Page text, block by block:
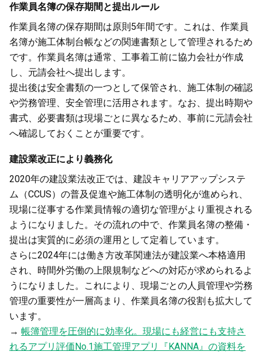
作業員名簿の保存期間と提出ルール
作業員名簿の保存期間は原則5年間です。これは、作業員
名簿が施工体制台帳などの関連書類として管理されるため
です。作業員名簿は通常、工事着工前に協力会社が作成
し、元請会社へ提出します。
提出後は安全書類の一つとして保管され、施工体制の確認
や労務管理、安全管理に活用されます。なお、提出時期や
書式、必要書類は現場ごとに異なるため、事前に元請会社
へ確認しておくことが重要です。
建設業改正により義務化
2020年の建設業法改正では、建設キャリアアップシステ
ム（CCUS）の普及促進や施工体制の透明化が進められ、
現場に従事する作業員情報の適切な管理がより重視される
ようになりました。その流れの中で、作業員名簿の整備・
提出は実質的に必須の運用として定着しています。
さらに2024年には働き方改革関連法が建設業へ本格適用
され、時間外労働の上限規制などへの対応が求められるよ
うになりました。これにより、現場ごとの人員管理や労務
管理の重要性が一層高まり、作業員名簿の役割も拡大して
います。
→ 帳簿管理を圧倒的に効率化。現場にも経営にも支持さ
れるアプリ評価No.1施工管理アプリ『KANNA』の資料を